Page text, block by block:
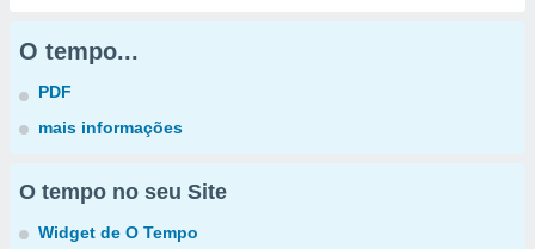
O tempo...
PDF
mais informações
O tempo no seu Site
Widget de O Tempo